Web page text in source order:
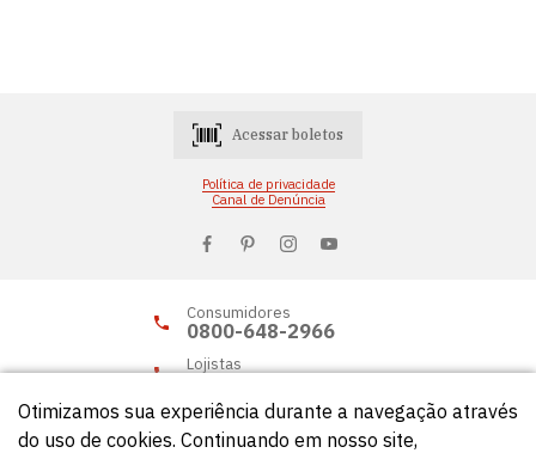
Acessar boletos
Política de privacidade
Canal de Denúncia
Consumidores
0800-648-2966
Lojistas
Otimizamos sua experiência durante a navegação através
do uso de cookies. Continuando em nosso site,